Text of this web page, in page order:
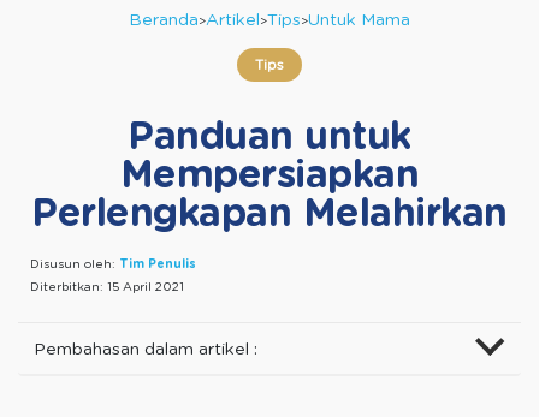
Beranda Artikel Tips Untuk Mama
Tips
Panduan untuk
Mempersiapkan
Perlengkapan Melahirkan
Disusun oleh: Tim Penulis
Diterbitkan: 15 April 2021
Pembahasan dalam artikel :